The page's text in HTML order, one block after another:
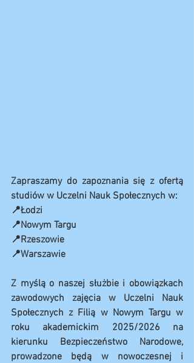
Zapraszamy do zapoznania się z ofertą
studiów w Uczelni Nauk Społecznych w:
📍Łodzi
📍Nowym Targu
📍Rzeszowie
📍Warszawie
Z myślą o naszej służbie i obowiązkach
zawodowych zajęcia w Uczelni Nauk
Społecznych z Filią w Nowym Targu w
roku akademickim 2025/2026 na
kierunku Bezpieczeństwo Narodowe,
prowadzone będą w nowoczesnej i